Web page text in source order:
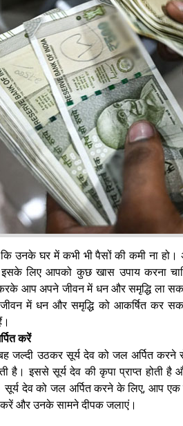
कि उनके घर में कभी भी पैसों की कमी ना
लिए आपको कुछ खास उपाय करना
आप अपने जीवन में धन और समृद्धि ला
में धन और समृद्धि को आकर्षित कर
करें
जल्दी उठकर सूर्य देव को जल अर्पित
है। इससे सूर्य देव की कृपा प्राप्त
सूर्य देव को जल अर्पित करने के लिए, आप
करें और उनके सामने दीपक जलाएं।